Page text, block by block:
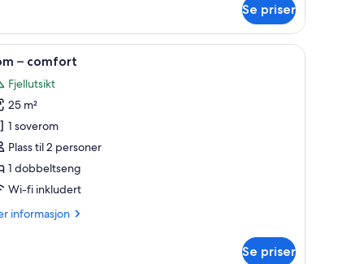
Se priser
bomull og sengetøy av topp kvalitetRom – comfort | 1 soverom, sengetøy i
1 – comfort
Fjellutsikt
25 m²
1 soverom
Plass til 2 personer
1 dobbeltseng
Wi-fi inkludert
informasjon
Se priser